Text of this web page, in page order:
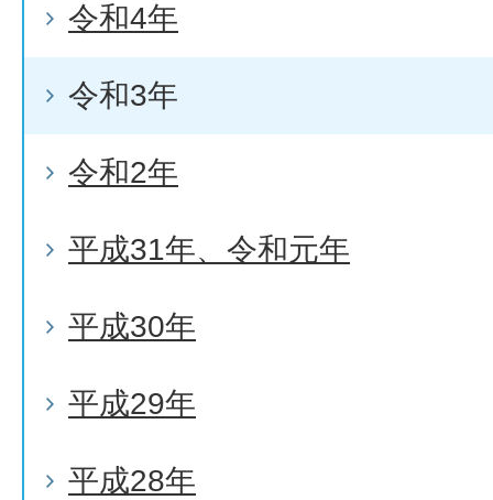
令和4年
令和3年
令和2年
平成31年、令和元年
平成30年
平成29年
平成28年